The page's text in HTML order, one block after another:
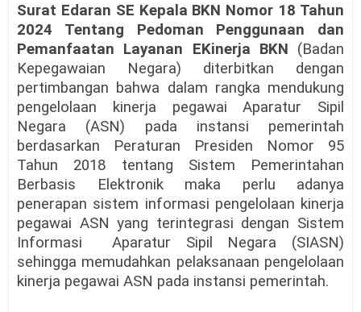
Surat Edaran SE Kepala BKN Nomor 18 Tahun
2024 Tentang Pedoman Penggunaan dan
Pemanfaatan Layanan EKinerja BKN (Badan
Kepegawaian Negara) diterbitkan dengan
pertimbangan bahwa dalam rangka mendukung
pengelolaan kinerja pegawai Aparatur Sipil
Negara (ASN) pada instansi pemerintah
berdasarkan Peraturan Presiden Nomor 95
Tahun 2018 tentang Sistem Pemerintahan
Berbasis Elektronik maka perlu adanya
penerapan sistem informasi pengelolaan kinerja
pegawai ASN yang terintegrasi dengan Sistem
Informasi
Aparatur Sipil Negara (SIASN)
sehingga memudahkan pelaksanaan pengelolaan
kinerja pegawai ASN pada instansi pemerintah.